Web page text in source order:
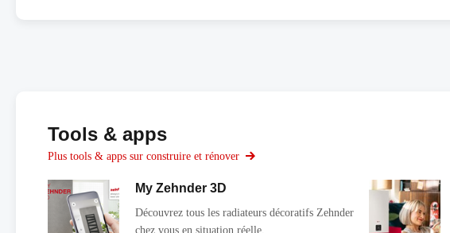
Tools & apps
Plus tools & apps sur construire et rénover
My Zehnder 3D
Découvrez tous les radiateurs décoratifs Zehnder
chez vous en situation réelle.